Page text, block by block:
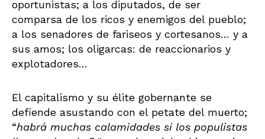
oportunistas; a los diputados, de ser
comparsa de los ricos y enemigos del pueblo;
a los senadores de fariseos y cortesanos… y a
sus amos; los oligarcas: de reaccionarios y
explotadores…
El capitalismo y su élite gobernante se
defiende asustando con el petate del muerto;
“habrá muchas calamidades si los populistas